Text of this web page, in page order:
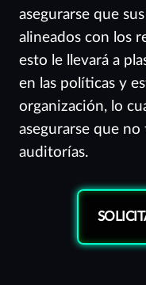
asegurarse que
alineados con los
esto le llevará a
en las políticas y
organización, lo
asegurarse que
auditorías.